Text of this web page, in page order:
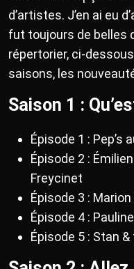
d’artistes. J’en ai eu
fut toujours de belles
répertorier, ci-
saisons, les
Saison 1 :
Épisode 1 : Pep’s
Épisode 2 :
Freycinet
Épisode 3 :
Épisode 4 :
Épisode 5 : Stan